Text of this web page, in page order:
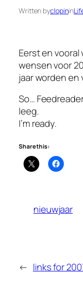
Written byclopinin
Eerst en
wensen voor
jaar worden en
So…
leeg.
I’m ready.
Share this:
nieuwjaar
← links for